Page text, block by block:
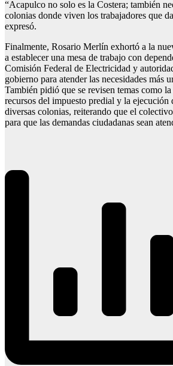
“Acapulco no solo es la Costera; también
colonias donde viven los trabajadores que
expresó.
Finalmente, Rosario Merlín exhortó a la
a establecer una mesa de trabajo con
Comisión Federal de Electricidad y
gobierno para atender las necesidades más
También pidió que se revisen temas como
recursos del impuesto predial y la ejecución
diversas colonias, reiterando que el
para que las demandas ciudadanas sean